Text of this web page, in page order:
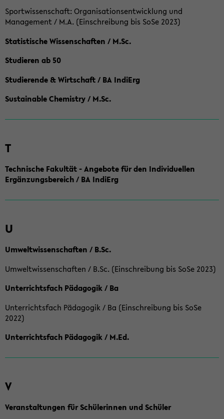
Sportwissenschaft: Organisationsentwicklung und
Management / M.A. (Einschreibung bis SoSe 2023)
Statistische Wissenschaften / M.Sc.
Studieren ab 50
Studierende & Wirtschaft / BA IndiErg
Sustainable Chemistry / M.Sc.
T
Technische Fakultät - Angebote für den Individuellen
Ergänzungsbereich / BA IndiErg
U
Umweltwissenschaften / B.Sc.
Umweltwissenschaften / B.Sc. (Einschreibung bis SoSe 2023)
Unterrichtsfach Pädagogik / Ba
Unterrichtsfach Pädagogik / Ba (Einschreibung bis SoSe
2022)
Unterrichtsfach Pädagogik / M.Ed.
V
Veranstaltungen für Schülerinnen und Schüler